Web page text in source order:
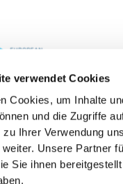
verwendet Cookies
Cookies, um Inhalte
und die Zugriffe
zu Ihrer Verwendung
weiter. Unsere Partner
Sie ihnen